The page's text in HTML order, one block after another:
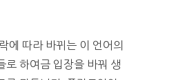
에 따라 바뀌는 이 언어의
로 하여금 입장을 바꿔 생